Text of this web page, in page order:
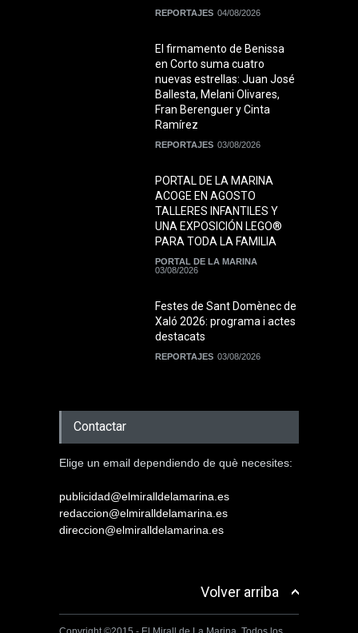
REPORTAJES 04/08/2026
El firmamento de Benissa
en Corto suma cuatro
nuevas estrellas: Juan José
Ballesta, Melani Olivares,
Fran Berenguer y Cinta
Ramírez
REPORTAJES 03/08/2026
PORTAL DE LA MARINA
ACOGE EN AGOSTO
TALLERES INFANTILES Y
UNA EXPOSICIÓN LEGO®
PARA TODA LA FAMILIA
PORTAL DE LA MARINA
03/08/2026
Festes de Sant Domènec de
Xaló 2026: programa i actes
destacats
REPORTAJES 03/08/2026
Contactar
Elige un email dependiendo de què necesites:
publicidad@elmiralldelamarina.es
redaccion@elmiralldelamarina.es
direccion@elmiralldelamarina.es
Volver arriba